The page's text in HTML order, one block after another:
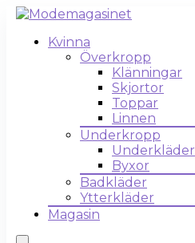
Kvinna
Överkropp
Klänningar
Skjortor
Toppar
Linnen
Underkropp
Underkläder
Byxor
Badkläder
Ytterkläder
Magasin